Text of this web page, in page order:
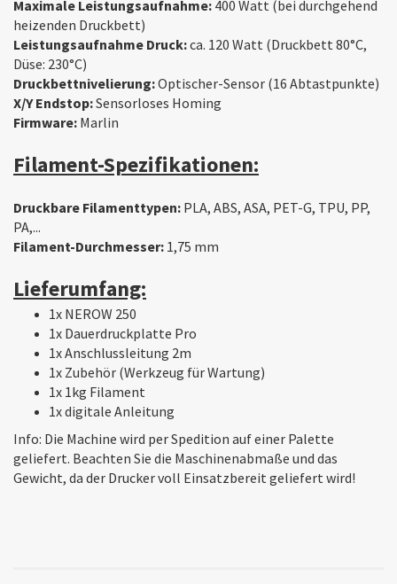
Maximale Leistungsaufnahme: 400 Watt (bei durchgehend
heizenden Druckbett)
Leistungsaufnahme Druck:ca. 120 Watt (Druckbett 80°C,
Düse: 230°C)
Druckbettnivelierung:Optischer-Sensor (16 Abtastpunkte)
X/Y Endstop:Sensorloses Homing
Firmware: Marlin
Filament-Spezifikationen:
Druckbare Filamenttypen: PLA, ABS, ASA, PET-G, TPU, PP,
PA,...
Filament-Durchmesser: 1,75 mm
Lieferumfang:
1x NEROW 250
1x Dauerdruckplatte Pro
1x Anschlussleitung 2m
1x Zubehör (Werkzeug für Wartung)
1x 1kg Filament
1x digitale Anleitung
Info: Die Machine wird per Spedition auf einer Palette
geliefert. Beachten Sie die Maschinenabmaße und das
Gewicht, da der Drucker voll Einsatzbereit geliefert wird!